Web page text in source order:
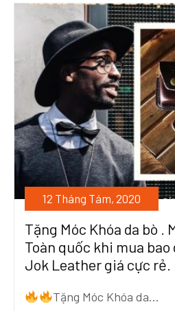
12 Tháng Tám, 2020
Tặng Móc Khóa da bò .
Toàn quốc khi mua bao
Jok Leather giá cực rẻ.
Tặng Móc Khóa da...